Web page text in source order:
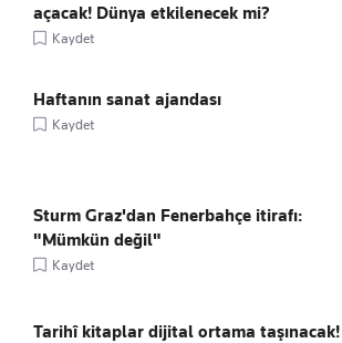
açacak! Dünya etkilenecek mi?
Kaydet
Haftanın sanat ajandası
Kaydet
Sturm Graz'dan Fenerbahçe itirafı:
"Mümkün değil"
Kaydet
Tarihî kitaplar dijital ortama taşınacak!